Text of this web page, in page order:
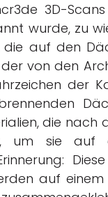
3D-
wurde, zu
auf den
von den
der
die
um sie auf
auf